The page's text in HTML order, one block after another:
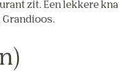
zit. Een lekkere
Grandioos.